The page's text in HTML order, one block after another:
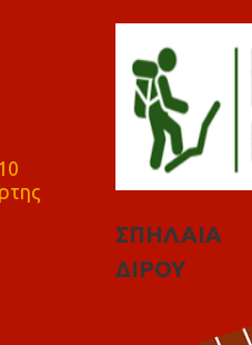
ΣΠΗΛΑΙΑ
ΔΙΡΟΥ